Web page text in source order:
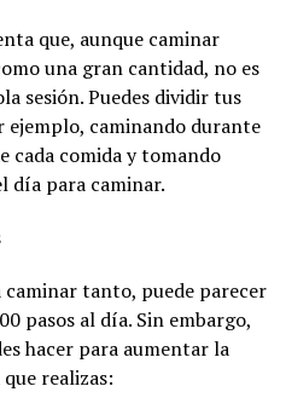
que, aunque caminar
una gran cantidad, no es
sesión. Puedes dividir tus
ejemplo, caminando durante
cada comida y tomando
día para caminar.
caminar tanto, puede parecer
pasos al día. Sin embargo,
hacer para aumentar la
realizas: